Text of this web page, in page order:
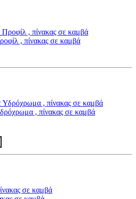
, πίνακας σε καμβά
, πίνακας σε καμβά